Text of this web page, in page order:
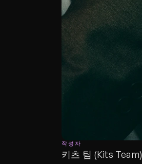
작성자
키츠 팀 (Kits Team)